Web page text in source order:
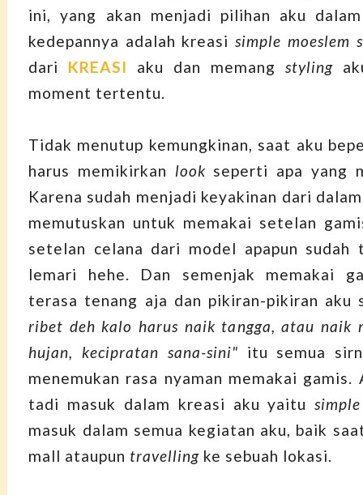
ini, yang akan menjadi pilihan aku
kedepannya adalah kreasi simple moeslem
dari KREASI aku dan memang styling
moment tertentu.
Tidak menutup kemungkinan, saat aku
harus memikirkan look seperti apa yang
Karena sudah menjadi keyakinan dari
memutuskan untuk memakai setelan
setelan celana dari model apapun sudah
lemari hehe. Dan semenjak memakai
terasa tenang aja dan pikiran-pikiran aku
ribet deh kalo harus naik tangga, atau naik
hujan, kecipratan sana-sini" itu semua
menemukan rasa nyaman memakai gamis.
tadi masuk dalam kreasi aku yaitu
masuk dalam semua kegiatan aku, baik
mall ataupun travelling ke sebuah lokasi.